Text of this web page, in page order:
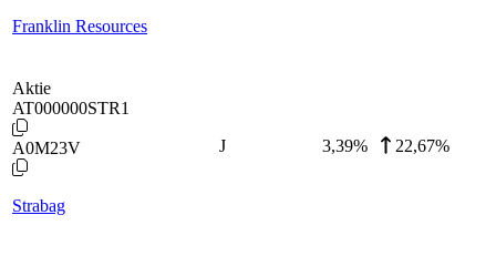
Franklin Resources
Aktie
AT000000STR1
A0M23V
Strabag
J 3,39% 22,67%